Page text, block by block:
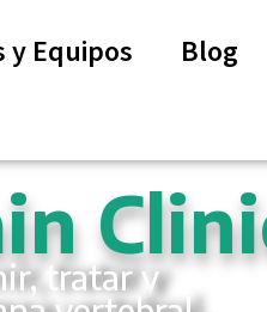
y Equipos Blog
tratar y